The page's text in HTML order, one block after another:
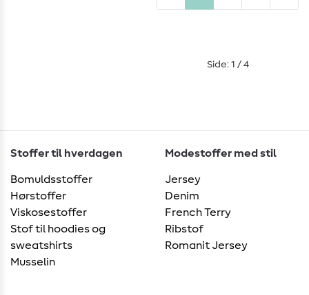
Side: 1 / 4
Stoffer til hverdagen
Bomuldsstoffer
Hørstoffer
Viskosestoffer
Stof til hoodies og
sweatshirts
Musselin
Modestoffer med stil
Jersey
Denim
French Terry
Ribstof
Romanit Jersey